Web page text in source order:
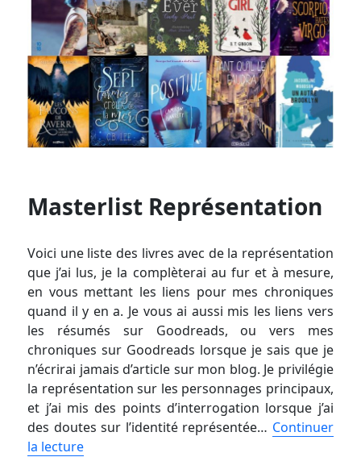
Masterlist Représentation
Voici une liste des livres avec de la représentation
que j’ai lus, je la complèterai au fur et à mesure,
en vous mettant les liens pour mes chroniques
quand il y en a. Je vous ai aussi mis les liens vers
les résumés sur Goodreads, ou vers mes
chroniques sur Goodreads lorsque je sais que je
n’écrirai jamais d’article sur mon blog. Je privilégie
la représentation sur les personnages principaux,
et j’ai mis des points d’interrogation lorsque j’ai
des doutes sur l’identité représentée… Continuer
la lecture